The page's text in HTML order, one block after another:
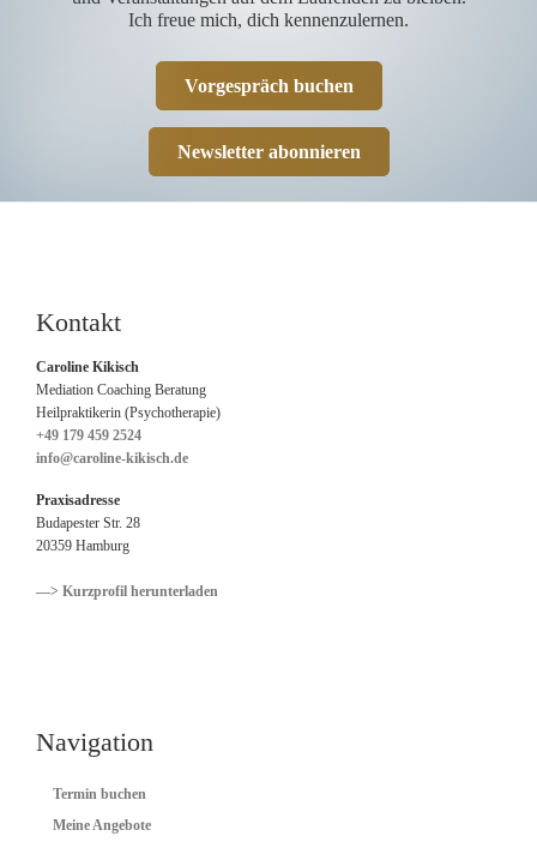
Ich freue mich, dich kennenzulernen.
Vorgespräch buchen
Newsletter abonnieren
Kontakt
Caroline Kikisch
Mediation Coaching Beratung
Heilpraktikerin (Psychotherapie)
+49 179 459 2524
info@caroline-kikisch.de
Praxisadresse
Budapester Str. 28
20359 Hamburg
—> Kurzprofil herunterladen
Navigation
Termin buchen
Meine Angebote